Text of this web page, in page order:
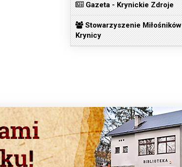
Gazeta - Krynickie Zdroje
Stowarzyszenie Miłośników
Krynicy